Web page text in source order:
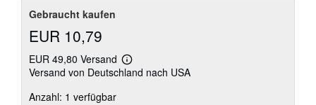
Gebraucht kaufen
EUR 10,79
EUR 49,80 Versand
Weitere
Informationen
Versand von Deutschland nach USA
Anzahl: 1 verfügbar